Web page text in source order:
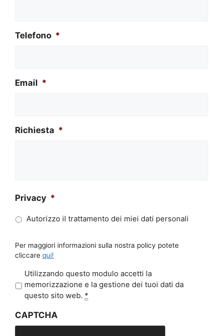
Telefono *
Email *
Richiesta *
Privacy *
Autorizzo il trattamento dei miei dati personali
Per maggiori informazioni sulla nostra policy potete
cliccare qui!
r
a
c
Utilizzando questo modulo accetti la
memorizzazione e la gestione dei tuoi dati da
questo sito web. *
CAPTCHA